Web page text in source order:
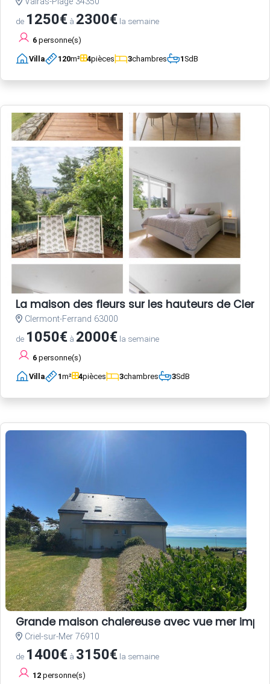
de 1250€ à 2300€ la semaine
6 personne(s)
Villa 120m² 4pièces 3chambres 1SdB
La maison des fleurs sur les hauteurs de
Clermont-Ferrand 63000
de 1050€ à 2000€ la semaine
6 personne(s)
Villa 1m² 4pièces 3chambres 3SdB
Grande maison chalereuse avec vue mer
Criel-sur-Mer 76910
de 1400€ à 3150€ la semaine
12 personne(s)